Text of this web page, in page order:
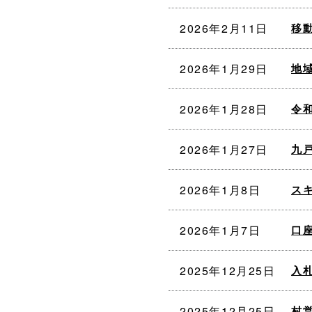
2026年2月11日 移
2026年1月29日 地
2026年1月28日 令
2026年1月27日 九
2026年1月8日 ス
2026年1月7日 口
2025年12月25日 入